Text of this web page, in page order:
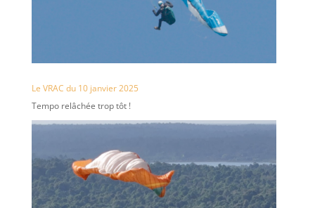
Le VRAC du 10 janvier 2025
Tempo relâchée trop tôt !